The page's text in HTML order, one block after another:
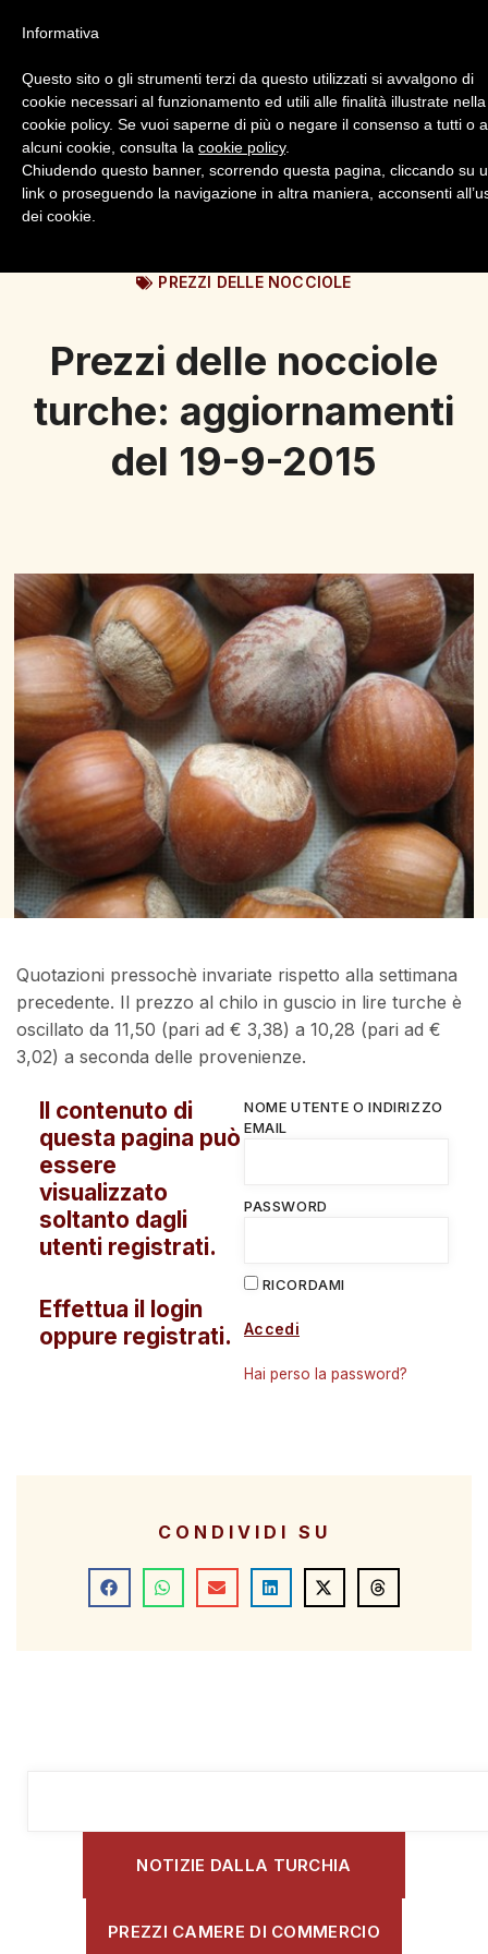
Login Registrazione
PREZZI DELLE NOCCIOLE
Prezzi delle nocciole
turche: aggiornamenti
del 19-9-2015
Quotazioni pressochè invariate rispetto alla settimana
precedente. Il prezzo al chilo in guscio in lire turche è
oscillato da 11,50 (pari ad € 3,38) a 10,28 (pari ad €
3,02) a seconda delle provenienze.
Il contenuto di
questa pagina può
essere
visualizzato
soltanto dagli
utenti registrati.
Effettua il login
oppure registrati.
NOME UTENTE O INDIRIZZO
EMAIL
PASSWORD
RICORDAMI
Accedi
Hai perso la password?
CONDIVIDI SU
NOTIZIE DALLA TURCHIA
PREZZI CAMERE DI COMMERCIO
Informativa
Questo sito o gli strumenti terzi da questo utilizzati si avvalgono di
cookie necessari al funzionamento ed utili alle finalità illustrate nella
cookie policy. Se vuoi saperne di più o negare il consenso a tutti o
alcuni cookie, consulta la cookie policy.
Chiudendo questo banner, scorrendo questa pagina, cliccando su
link o proseguendo la navigazione in altra maniera, acconsenti
dei cookie.